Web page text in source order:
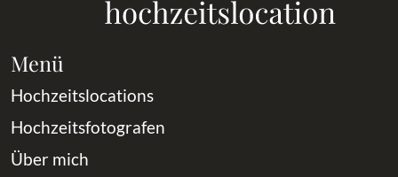
Menü
Hochzeitslocations
Hochzeitsfotografen
Über mich